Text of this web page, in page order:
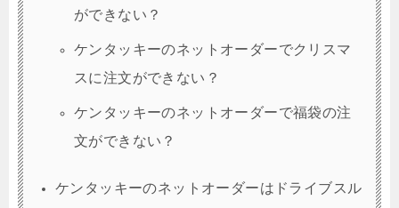
ができない？
ケンタッキーのネットオーダーでクリスマ
スに注文ができない？
ケンタッキーのネットオーダーで福袋の注
文ができない？
ケンタッキーのネットオーダーはドライブスル